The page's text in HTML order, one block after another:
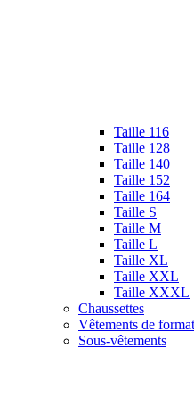
Taille 116
Taille 128
Taille 140
Taille 152
Taille 164
Taille S
Taille M
Taille L
Taille XL
Taille XXL
Taille XXXL
Chaussettes
Vêtements de
Sous-vêtements